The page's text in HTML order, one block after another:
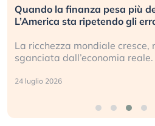
Quando la finanza pesa più
L’America sta ripetendo gli
La ricchezza mondiale cresce,
sganciata dall’economia reale.
24 luglio 2026